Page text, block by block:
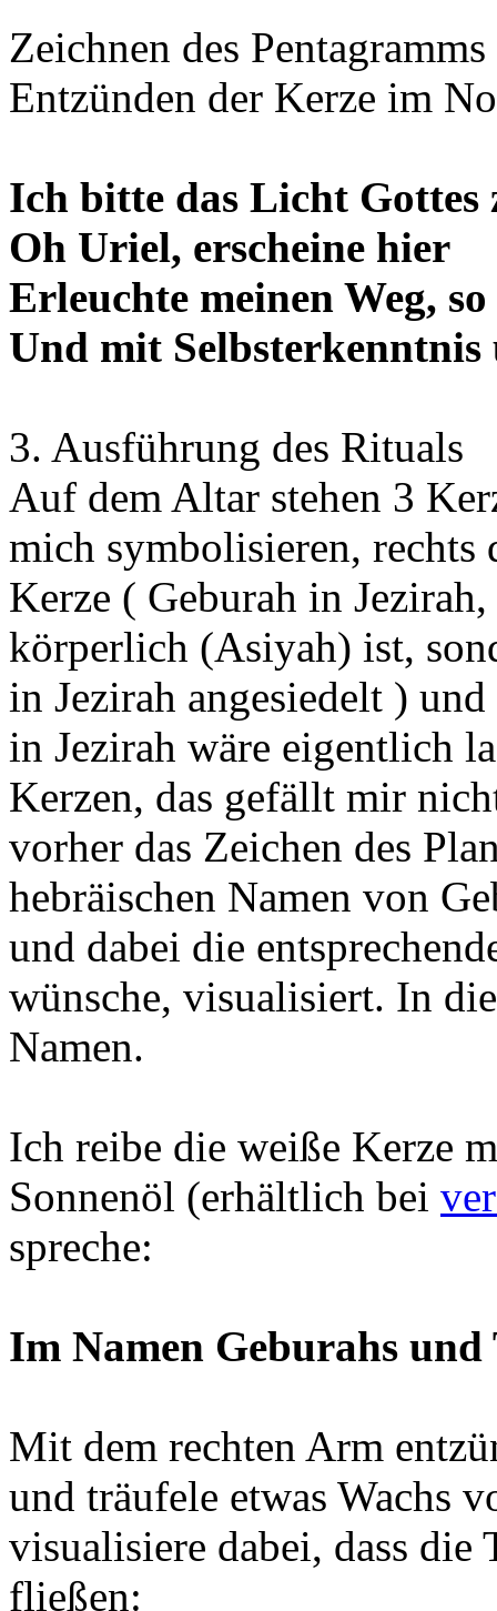
Zeichnen des
Entzünden der Kerze im
Ich bitte das Licht Gottes
Oh Uriel, erscheine hier
Erleuchte meinen Weg,
Und mit Selbsterkenntnis
3. Ausführung des Rituals
Auf dem Altar stehen 3
mich symbolisieren, rechts
Kerze ( Geburah in
körperlich (Asiyah) ist,
in Jezirah angesiedelt )
in Jezirah wäre eigentlich
Kerzen, das gefällt mir
vorher das Zeichen des
hebräischen Namen von
und dabei die
wünsche, visualisiert. In
Namen.
Ich reibe die weiße Kerze
Sonnenöl (erhältlich bei
spreche:
Im Namen Geburahs und
Mit dem rechten Arm
und träufele etwas Wachs
visualisiere dabei, dass die
fließen: